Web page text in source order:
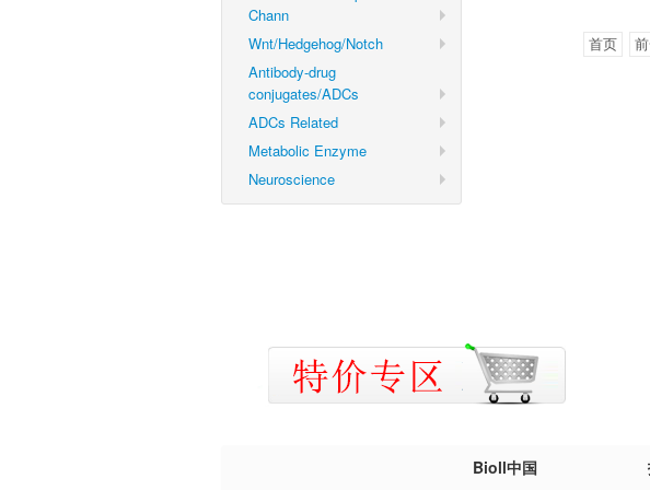
Chann
Wnt/Hedgehog/Notch
Antibody-drug
conjugates/ADCs
ADCs Related
Metabolic Enzyme
Neuroscience
首页
Bioll中国